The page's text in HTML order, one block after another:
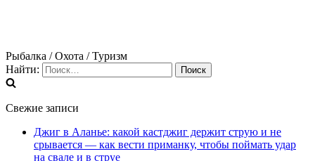
Рыбалка / Охота / Туризм
Найти:
Свежие записи
Джиг в Аланье: какой кастджиг держит струю и не
срывается — как вести приманку, чтобы поймать удар
на свале и в струе